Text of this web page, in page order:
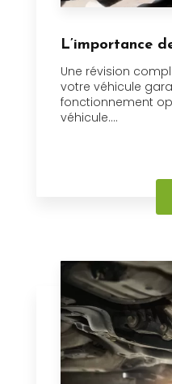
L’importance
Une révision
votre véhicule
fonctionnement
véhicule....